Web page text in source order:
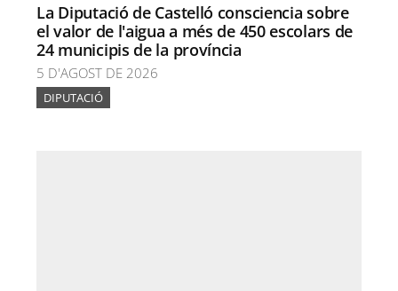
La Diputació de Castelló consciencia sobre
el valor de l'aigua a més de 450 escolars de
24 municipis de la província
5 D'AGOST DE 2026
DIPUTACIÓ